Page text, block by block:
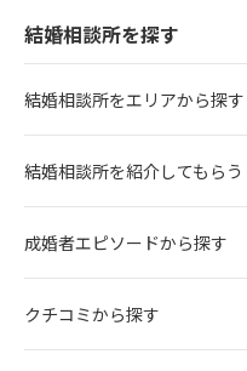
結婚相談所を探す
結婚相談所をエリアから探す
結婚相談所を紹介してもらう
成婚者エピソードから探す
クチコミから探す